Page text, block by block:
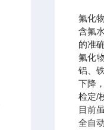
氟化
含氟
的准
氟化
铝、
下降
检定/
目前
全自